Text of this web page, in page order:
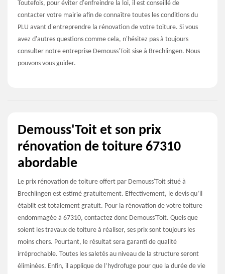
Toutefois, pour éviter d'enfreindre la loi, il est conseillé de
contacter votre mairie afin de connaître toutes les conditions du
PLU avant d'entreprendre la rénovation de votre toiture. Si vous
avez d'autres questions comme cela, n'hésitez pas à toujours
consulter notre entreprise Demouss'Toit sise à Brechlingen. Nous
pouvons vous guider.
Demouss'Toit et son prix
rénovation de toiture 67310
abordable
Le prix rénovation de toiture offert par Demouss'Toit situé à
Brechlingen est estimé gratuitement. Effectivement, le devis qu’il
établit est totalement gratuit. Pour la rénovation de votre toiture
endommagée à 67310, contactez donc Demouss'Toit. Quels que
soient les travaux de toiture à réaliser, ses prix sont toujours les
moins chers. Pourtant, le résultat sera garanti de qualité
irréprochable. Toutes les saletés au niveau de la structure seront
éliminées. Enfin, il applique de l’hydrofuge pour que la durée de vie